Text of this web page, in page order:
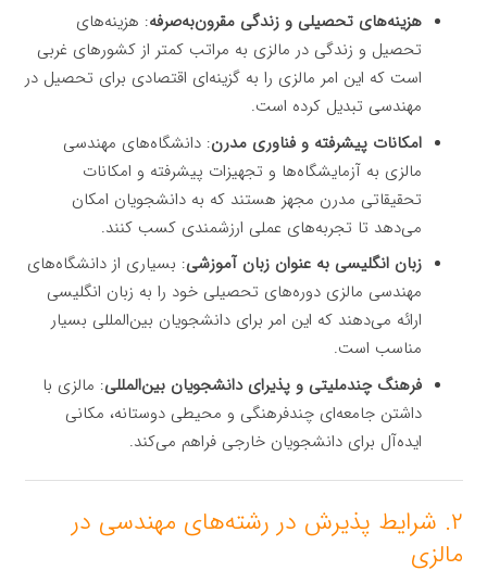
هزینه‌های تحصیلی و زندگی مقرون‌به‌صرفه: هزینه‌های
تحصیل و زندگی در مالزی به مراتب کمتر از کشورهای غربی
است که این امر مالزی را به گزینه‌ای اقتصادی برای تحصیل در
مهندسی تبدیل کرده است.
امکانات پیشرفته و فناوری مدرن: دانشگاه‌های مهندسی
مالزی به آزمایشگاه‌ها و تجهیزات پیشرفته و امکانات
تحقیقاتی مدرن مجهز هستند که به دانشجویان امکان
می‌دهد تا تجربه‌های عملی ارزشمندی کسب کنند.
زبان انگلیسی به عنوان زبان آموزشی: بسیاری از دانشگاه‌های
مهندسی مالزی دوره‌های تحصیلی خود را به زبان انگلیسی
ارائه می‌دهند که این امر برای دانشجویان بین‌المللی بسیار
مناسب است.
فرهنگ چندملیتی و پذیرای دانشجویان بین‌المللی: مالزی با
داشتن جامعه‌ای چندفرهنگی و محیطی دوستانه، مکانی
ایده‌آل برای دانشجویان خارجی فراهم می‌کند.
۲. شرایط پذیرش در رشته‌های مهندسی در
مالزی